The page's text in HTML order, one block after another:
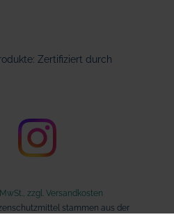
Zertifiziert durch
MwSt., zzgl. Versandkosten
stammen aus der